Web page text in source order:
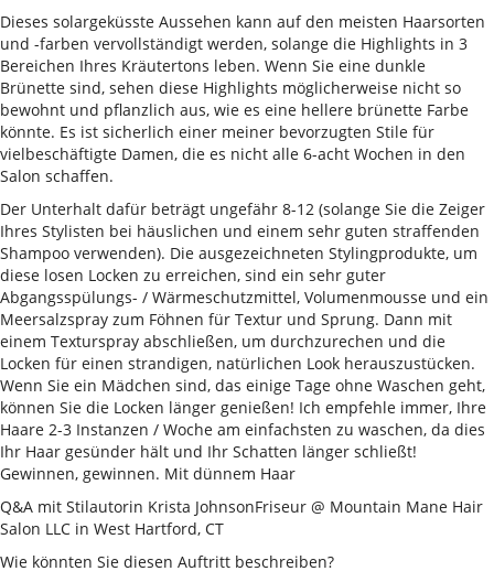
Dieses solargeküsste Aussehen kann auf den meisten Haarsorten
und -farben vervollständigt werden, solange die Highlights in 3
Bereichen Ihres Kräutertons leben. Wenn Sie eine dunkle
Brünette sind, sehen diese Highlights möglicherweise nicht so
bewohnt und pflanzlich aus, wie es eine hellere brünette Farbe
könnte. Es ist sicherlich einer meiner bevorzugten Stile für
vielbeschäftigte Damen, die es nicht alle 6-acht Wochen in den
Salon schaffen.
Der Unterhalt dafür beträgt ungefähr 8-12 (solange Sie die Zeiger
Ihres Stylisten bei häuslichen und einem sehr guten straffenden
Shampoo verwenden). Die ausgezeichneten Stylingprodukte, um
diese losen Locken zu erreichen, sind ein sehr guter
Abgangsspülungs- / Wärmeschutzmittel, Volumenmousse und ein
Meersalzspray zum Föhnen für Textur und Sprung. Dann mit
einem Texturspray abschließen, um durchzurechen und die
Locken für einen strandigen, natürlichen Look herauszustücken.
Wenn Sie ein Mädchen sind, das einige Tage ohne Waschen geht,
können Sie die Locken länger genießen! Ich empfehle immer, Ihre
Haare 2-3 Instanzen / Woche am einfachsten zu waschen, da dies
Ihr Haar gesünder hält und Ihr Schatten länger schließt!
Gewinnen, gewinnen. Mit dünnem Haar
Q&A mit Stilautorin Krista JohnsonFriseur @ Mountain Mane Hair
Salon LLC in West Hartford, CT
Wie könnten Sie diesen Auftritt beschreiben?